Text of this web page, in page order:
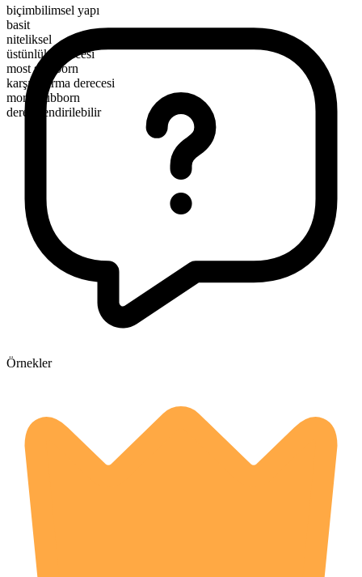
biçimbilimsel yapı
basit
niteliksel
üstünlük derecesi
most stubborn
karşılaştırma derecesi
more stubborn
derecelendirilebilir
Örnekler